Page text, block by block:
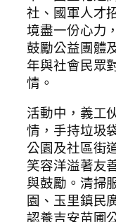
社、國軍人才
境盡一份心力
鼓勵公益團體
年與社會民眾
情。
活動中，義工
情，手持垃圾
公園及社區街
笑容洋溢著友
與鼓勵。清掃
園、玉里鎮民
認養吉安苗圃